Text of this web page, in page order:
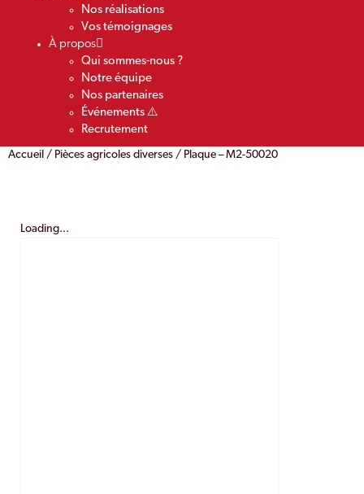
Nos réalisations
Vos témoignages
À propos
Qui sommes-nous ?
Notre équipe
Nos partenaires
Événements ⚠️
Recrutement
Accueil / Pièces agricoles diverses / Plaque – M2-50020
Loading...